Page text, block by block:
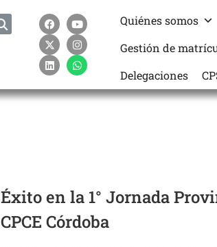
Quiénes somos
Gestión de
Delegaciones
Éxito en la 1° Jornada
CPCE Córdoba